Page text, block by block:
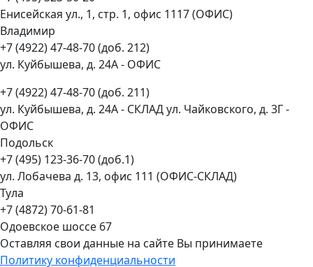
Енисейская ул., 1, стр. 1, офис 1117 (ОФИС)
Владимир
+7 (4922) 47-48-70 (доб. 212)
ул. Куйбышева, д. 24А - ОФИС
+7 (4922) 47-48-70 (доб. 211)
ул. Куйбышева, д. 24А - СКЛАД ул. Чайковского, д. 3Г -
ОФИС
Подольск
+7 (495) 123-36-70 (доб.1)
ул. Лобачева д. 13, офис 111 (ОФИС-СКЛАД)
Тула
+7 (4872) 70-61-81
Одоевское шоссе 67
Оставляя свои данные на сайте Вы принимаете
Политику конфиденциальности